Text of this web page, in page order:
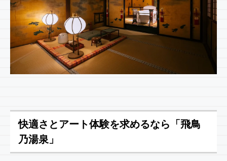
快適さとアート体験を求めるなら「飛鳥
乃湯泉」